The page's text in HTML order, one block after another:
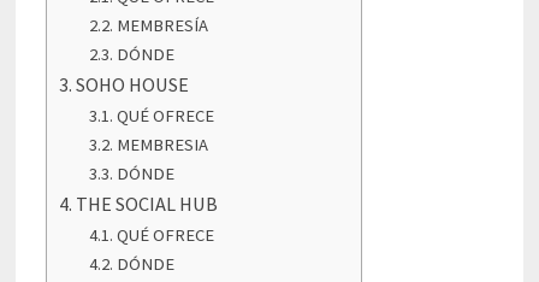
MEMBRESÍA
DÓNDE
SOHO HOUSE
QUÉ OFRECE
MEMBRESIA
DÓNDE
THE SOCIAL HUB
QUÉ OFRECE
DÓNDE